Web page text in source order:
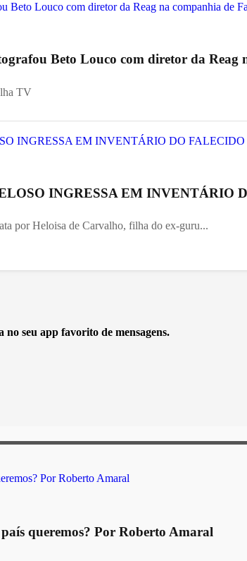
Beto Louco com diretor da Reag
TV
INGRESSA EM INVENTÁRIO
por Heloisa de Carvalho, filha do ex-guru...
no seu app favorito de mensagens.
queremos? Por Roberto Amaral